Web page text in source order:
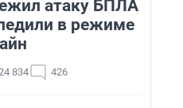
атаку БПЛА
в режиме
834 426